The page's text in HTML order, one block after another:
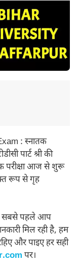
: स्नातक
पार्ट श्री की
परीक्षा आज से शुरू
रूप से गृह
सबसे पहले आप
मिल रही है, हम
और पाइए हर सही
पर।